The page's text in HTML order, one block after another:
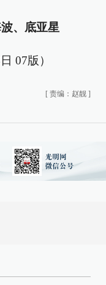
、底亚星
07版）
[ 责编：赵靓 ]